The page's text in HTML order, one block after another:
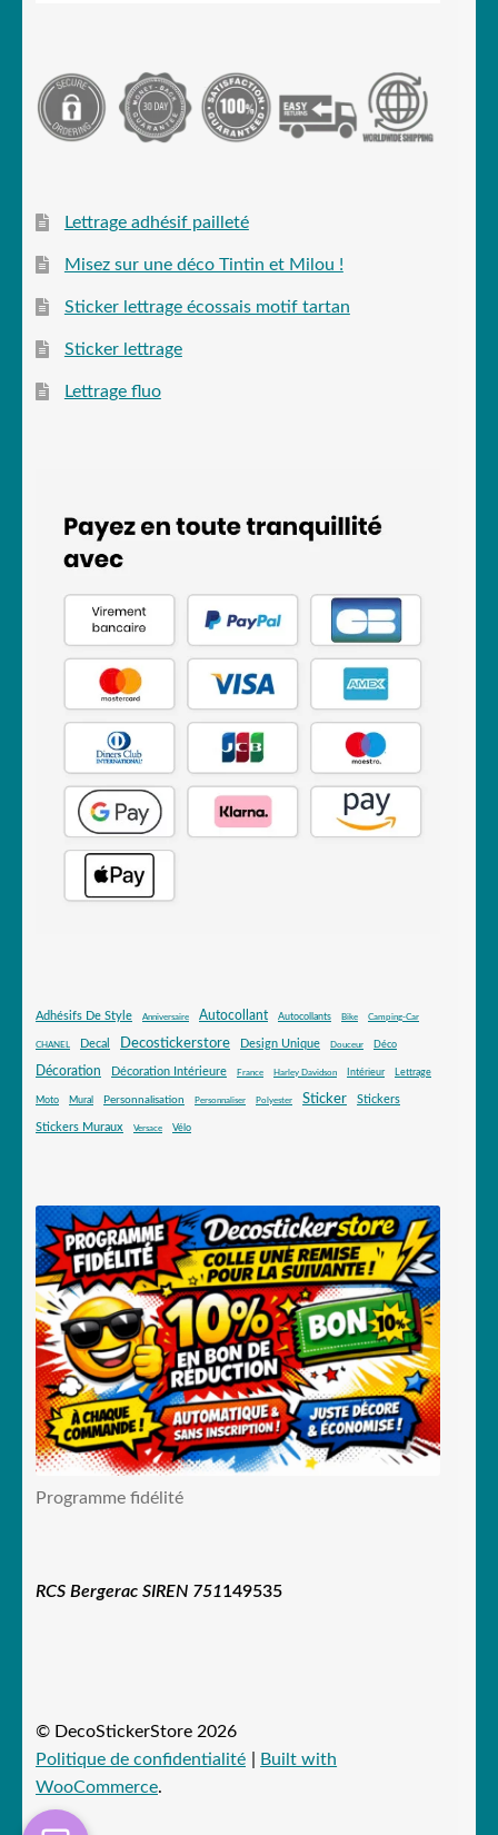
Lettrage adhésif pailleté
Misez sur une déco Tintin et Milou !
Sticker lettrage écossais motif tartan
Sticker lettrage
Lettrage fluo
Adhésifs De Style Anniversaire Autocollant Autocollants Bike Camping-Car
CHANEL Decal Decostickerstore Design Unique Douceur Déco
Décoration Décoration Intérieure France Harley Davidson Intérieur Lettrage
Moto Mural Personnalisation Personnaliser Polyester Sticker Stickers
Stickers Muraux Versace Vélo
Programme fidélité
RCS Bergerac SIREN 751149535
© DecoStickerStore 2026
Politique de confidentialité
Built with
WooCommerce.